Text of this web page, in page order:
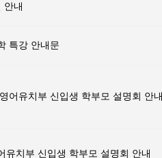
안내
특강 안내문
어유치부 신입생 학부모 설명회 안내
유치부 신입생 학부모 설명회 안내